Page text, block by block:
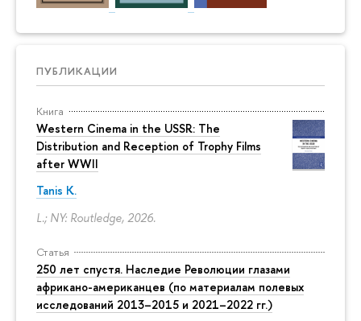
ПУБЛИКАЦИИ
Книга
Western Cinema in the USSR: The
Distribution and Reception of Trophy Films
after WWII
Tanis K.
L.; NY: Routledge, 2026.
Статья
250 лет спустя. Наследие Революции глазами
африкано-американцев (по материалам полевых
исследований 2013–2015 и 2021–2022 гг.)